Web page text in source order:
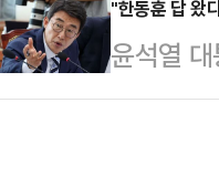
빠뜨릴
대통령이
게 체포
"한동훈 답 왔
윤석열
더불어민